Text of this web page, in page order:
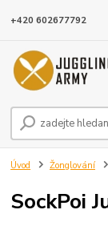
+420 602677792
Úvod Žonglování
SockPoi